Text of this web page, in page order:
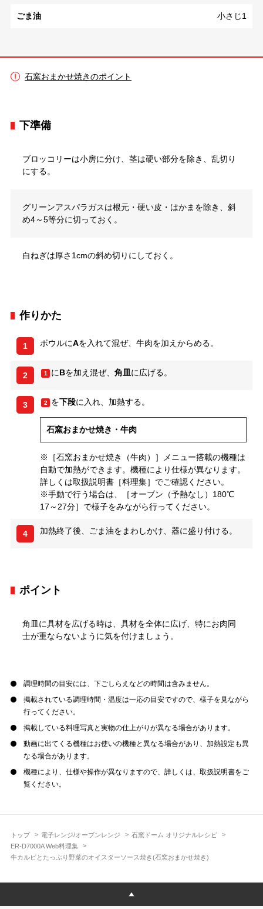
トップ 電子レンジ/オーブンレンジ
石窯ドーム オリジナルレシピ
ER-D7000A Web料理集
牛カルビとたっぷり野菜のオイスターソース焼き(石窯おまかせ焼き)
ごま油 小さじ1
石窯おまかせ焼きのポイント
下準備
ブロッコリーは小房に分け、茎は硬い部分を除き、乱切り
にする。
グリーンアスパラガスは根元・硬い皮・はかまを除き、斜
め4～5等分に切っておく。
白ねぎは厚さ1cmの斜め切りにしておく。
作りかた
1 ボウルにAを入れて混ぜ、牛肉を加えからめる。
2 1 にBを加え混ぜ、 角皿に広げる。
3 2 を下段に入れ、加熱する。
石窯おまかせ焼き・牛肉
※［石窯おまかせ焼き（牛肉）］メニュー搭載の機種は
自動で加熱ができます。機種により仕様が異なります。
詳しくは取扱説明書［料理集］でご確認ください。
※手動で行う場合は、［オーブン（予熱なし）180℃
17～27分］で様子をみながら行ってください。
4 加熱終了後、ごま油をまわしかけ、器に盛り付ける。
ポイント
角皿に具材を広げる時は、具材を全体に広げ、特にお肉同
士が重ならないように気を付けましょう。
調理時間の目安には、下ごしらえなどの時間は含みません。
掲載されている調理時間・温度は一応の目安ですので、様子を見ながら
行ってください。
掲載している料理写真と実物の仕上がりが異なる場合があります。
動画に出てくる機種はお使いの機種と異なる場合があり、加熱設定も異
なる場合があります。
機種により、仕様や操作が異なりますので、詳しくは、取扱説明書をご
覧ください。